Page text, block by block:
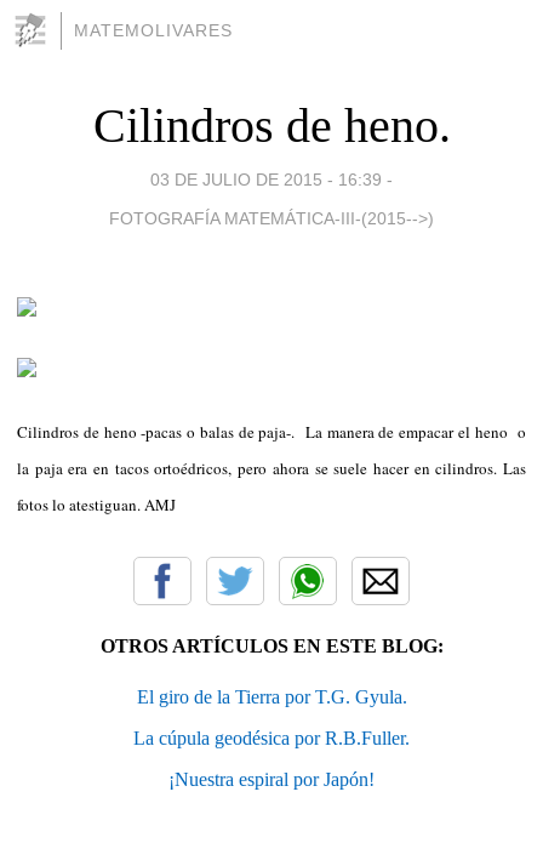
MATEMOLIVARES
Cilindros de heno.
03 DE JULIO DE 2015 - 16:39 -
FOTOGRAFÍA MATEMÁTICA-III-(2015-->)
Cilindros de heno -pacas o balas de paja-. La manera de empacar el heno o
la paja era en tacos ortoédricos, pero ahora se suele hacer en cilindros. Las
fotos lo atestiguan. AMJ
OTROS ARTÍCULOS EN ESTE BLOG:
El giro de la Tierra por T.G. Gyula.
La cúpula geodésica por R.B.Fuller.
¡Nuestra espiral por Japón!